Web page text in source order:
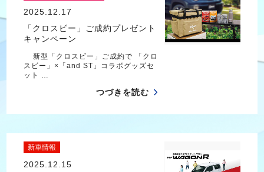
2025.12.17
「クロスビー」ご成約プレゼント
キャンペーン
新型「クロスビー」ご成約で 「クロ
スビー」×「and ST」コラボグッズセ
ット …
つづきを読む
新車情報
2025.12.15